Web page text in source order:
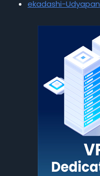
ekadashi-Udyapan